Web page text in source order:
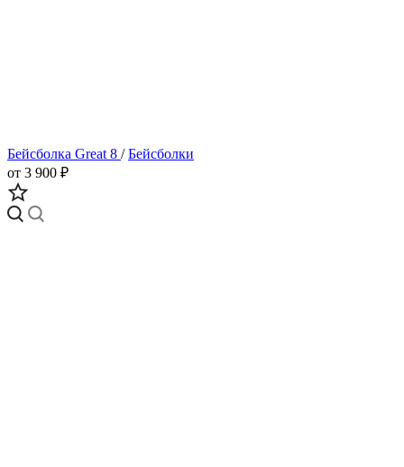
Бейсболка Great 8 / Бейсболки
от 3 900 ₽